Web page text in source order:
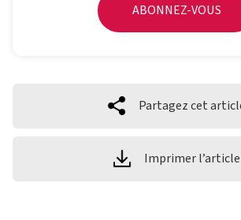
ABONNEZ-VOUS
Partagez cet
Imprimer l’article